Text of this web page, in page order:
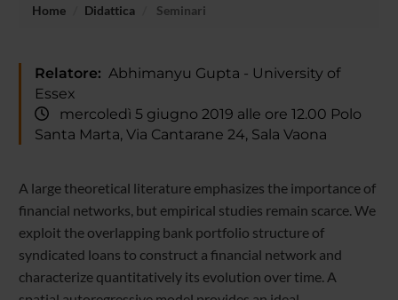
Home Didattica Seminari
Relatore: Abhimanyu Gupta - University of
Essex
mercoledì 5 giugno 2019 alle ore 12.00 Polo
Santa Marta, Via Cantarane 24, Sala Vaona
A large theoretical literature emphasizes the importance of
financial networks, but empirical studies remain scarce. We
exploit the overlapping bank portfolio structure of
syndicated loans to construct a financial network and
characterize quantitatively its evolution over time. A